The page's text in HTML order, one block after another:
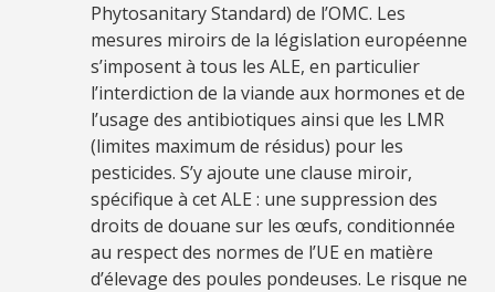
Phytosanitary Standard) de l’OMC. Les
mesures miroirs de la législation européenne
s’imposent à tous les ALE, en particulier
l’interdiction de la viande aux hormones et de
l’usage des antibiotiques ainsi que les LMR
(limites maximum de résidus) pour les
pesticides. S’y ajoute une clause miroir,
spécifique à cet ALE : une suppression des
droits de douane sur les œufs, conditionnée
au respect des normes de l’UE en matière
d’élevage des poules pondeuses. Le risque ne